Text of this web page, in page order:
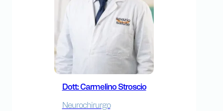
Dott: Carmelino Stroscio
Neurochirurgo